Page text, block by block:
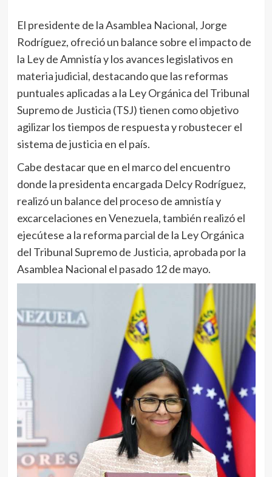
El presidente de la Asamblea Nacional, Jorge
Rodríguez, ofreció un balance sobre el impacto de
la Ley de Amnistía y los avances legislativos en
materia judicial, destacando que las reformas
puntuales aplicadas a la Ley Orgánica del Tribunal
Supremo de Justicia (TSJ) tienen como objetivo
agilizar los tiempos de respuesta y robustecer el
sistema de justicia en el país.
Cabe destacar que en el marco del encuentro
donde la presidenta encargada Delcy Rodríguez,
realizó un balance del proceso de amnistía y
excarcelaciones en Venezuela, también realizó el
ejecútese a la reforma parcial de la Ley Orgánica
del Tribunal Supremo de Justicia, aprobada por la
Asamblea Nacional el pasado 12 de mayo.